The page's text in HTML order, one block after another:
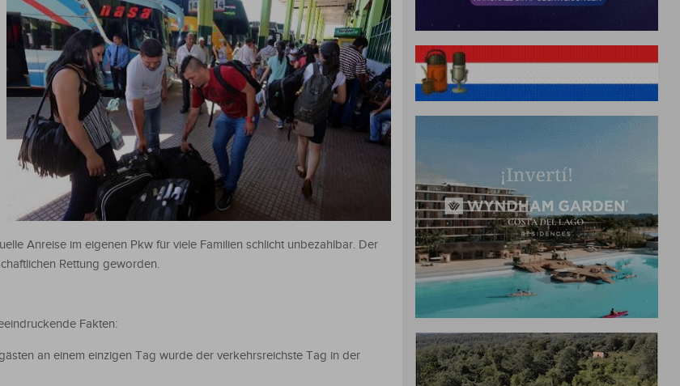
Anreise im eigenen Pkw für viele Familien schlicht unbezahlbar. Der
Rettung geworden.
Fakten:
an einem einzigen Tag wurde der verkehrsreichste Tag in der